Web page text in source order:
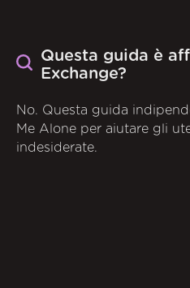
Questa guida è
Exchange?
No. Questa guida
Me Alone per aiutare gli
indesiderate.